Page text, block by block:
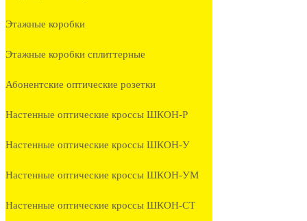
Этажные коробки
Этажные коробки сплиттерные
Абонентские оптические розетки
Настенные оптические кроссы ШКОН-Р
Настенные оптические кроссы ШКОН-У
Настенные оптические кроссы ШКОН-УМ
Настенные оптические кроссы ШКОН-СТ